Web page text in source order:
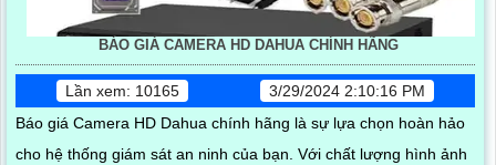
BÁO GIÁ CAMERA HD DAHUA CHÍNH HÃNG
Lần xem: 10165
3/29/2024 2:10:16 PM
Báo giá Camera HD Dahua chính hãng là sự lựa chọn hoàn hảo
cho hệ thống giám sát an ninh của bạn. Với chất lượng hình ảnh